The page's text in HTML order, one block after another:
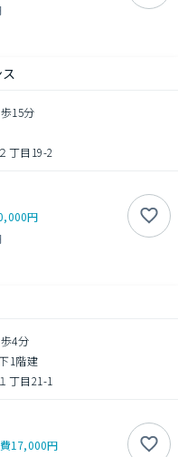
15分
丁目19-2
円
4分
1階建
丁目21-1
17,000円